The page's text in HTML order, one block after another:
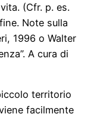
(Cfr. p. es.
Note sulla
1996 o Walter
A cura di
territorio
facilmente